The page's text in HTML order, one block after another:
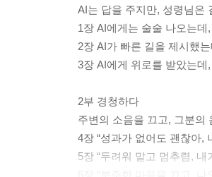
AI는 답을 주지만, 성령님은
1장 AI에게는 술술 나오는
2장 AI가 빠른 길을 제시했
3장 AI에게 위로를 받았는데
2부 경청하다
주변의 소음을 끄고, 그분의
4장 “성과가 없어도 괜찮아,
5장 “두려워 말고 멈추렴,